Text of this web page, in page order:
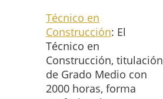
Técnico en
Construcción: El
Técnico en
Construcción, titulación
de Grado Medio con
2000 horas, forma